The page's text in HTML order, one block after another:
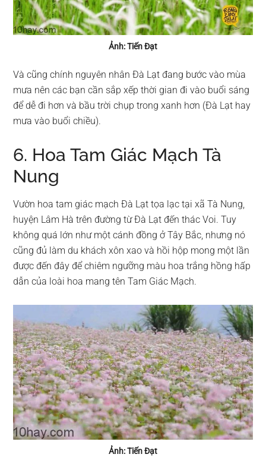
Ảnh: Tiến Đạt
Và cũng chính nguyên nhân Đà Lạt đang bước vào mùa
mưa nên các bạn cần sắp xếp thời gian đi vào buổi sáng
để dễ đi hơn và bầu trời chụp trong xanh hơn (Đà Lạt hay
mưa vào buổi chiều).
6. Hoa Tam Giác Mạch Tà
Nung
Vườn hoa tam giác mạch Đà Lạt tọa lạc tại xã Tà Nung,
huyện Lâm Hà trên đường từ Đà Lạt đến thác Voi. Tuy
không quá lớn như một cánh đồng ở Tây Bắc, nhưng nó
cũng đủ làm du khách xôn xao và hồi hộp mong một lần
được đến đây để chiêm ngưỡng màu hoa trắng hồng hấp
dẫn của loài hoa mang tên Tam Giác Mạch.
Ảnh: Tiến Đạt